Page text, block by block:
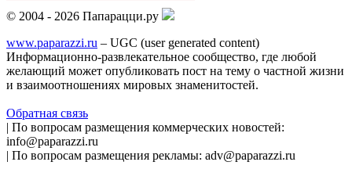
© 2004 - 2026 Папарацци.ру
www.paparazzi.ru – UGC (user generated content)
Информационно-развлекательное сообщество, где любой
желающий может опубликовать пост на тему о частной жизни
и взаимоотношениях мировых знаменитостей.
Обратная связь
| По вопросам размещения коммерческих новостей:
info@paparazzi.ru
| По вопросам размещения рекламы: adv@paparazzi.ru